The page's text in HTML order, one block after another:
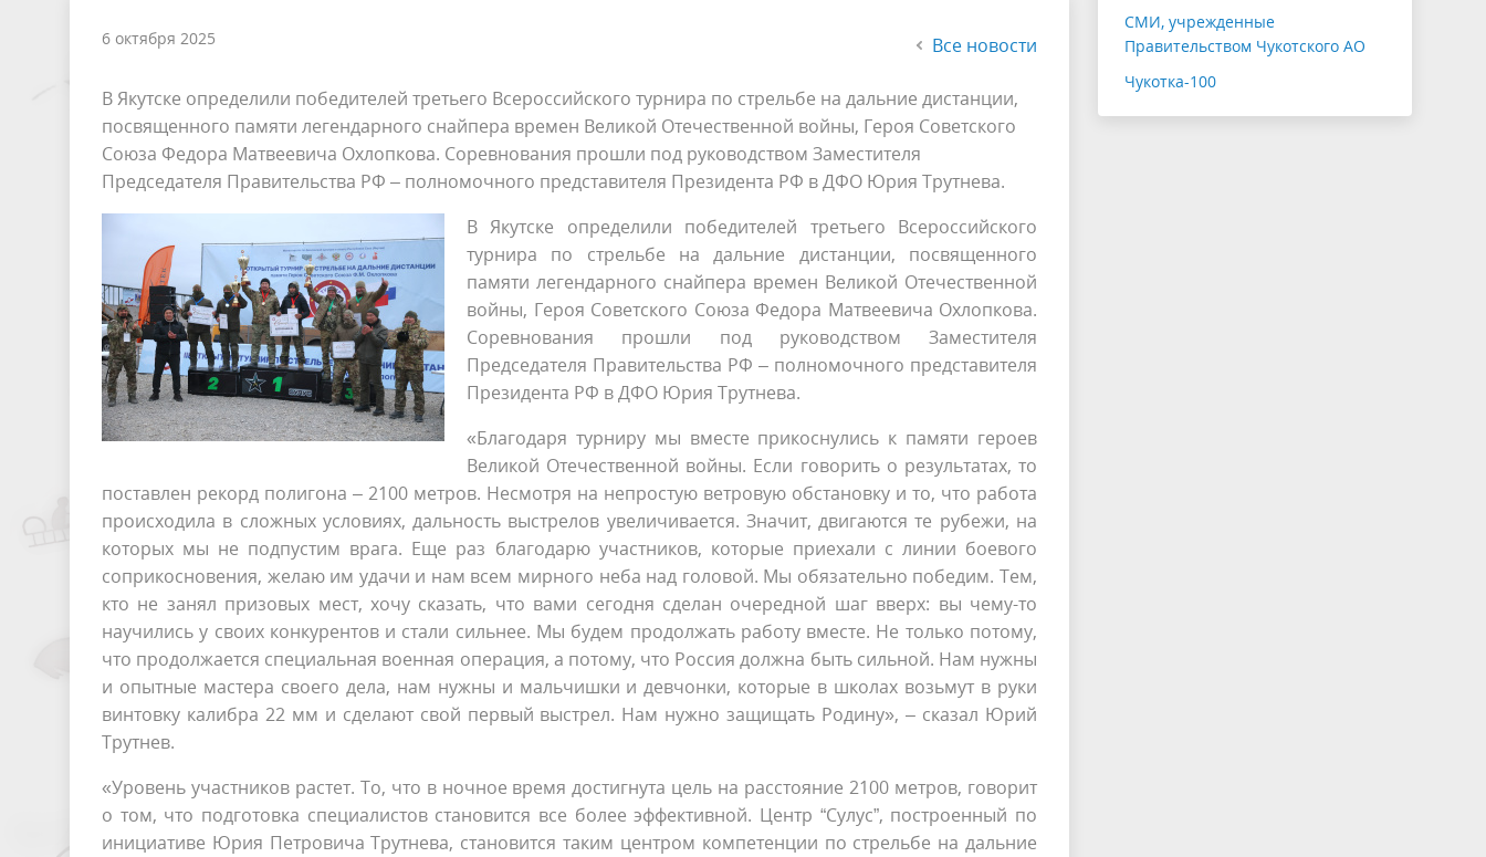
6 октября 2025 Все новости
В Якутске определили победителей третьего Всероссийского турнира по стрельбе на дальние дистанции,
посвященного памяти легендарного снайпера времен Великой Отечественной войны, Героя Советского
Союза Федора Матвеевича Охлопкова. Соревнования прошли под руководством Заместителя
Председателя Правительства РФ – полномочного представителя Президента РФ в ДФО Юрия Трутнева.
В Якутске определили победителей третьего Всероссийского
турнира по стрельбе на дальние дистанции, посвященного
памяти легендарного снайпера времен Великой Отечественной
войны, Героя Советского Союза Федора Матвеевича Охлопкова.
Соревнования прошли под руководством Заместителя
Председателя Правительства РФ – полномочного представителя
Президента РФ в ДФО Юрия Трутнева.
«Благодаря турниру мы вместе прикоснулись к памяти героев
Великой Отечественной войны. Если говорить о результатах, то
поставлен рекорд полигона – 2100 метров. Несмотря на непростую ветровую обстановку и то, что работа
происходила в сложных условиях, дальность выстрелов увеличивается. Значит, двигаются те рубежи, на
которых мы не подпустим врага. Еще раз благодарю участников, которые приехали с линии боевого
соприкосновения, желаю им удачи и нам всем мирного неба над головой. Мы обязательно победим. Тем,
кто не занял призовых мест, хочу сказать, что вами сегодня сделан очередной шаг вверх: вы чему-то
научились у своих конкурентов и стали сильнее. Мы будем продолжать работу вместе. Не только потому,
что продолжается специальная военная операция, а потому, что Россия должна быть сильной. Нам нужны
и опытные мастера своего дела, нам нужны и мальчишки и девчонки, которые в школах возьмут в руки
винтовку калибра 22 мм и сделают свой первый выстрел. Нам нужно защищать Родину», – сказал Юрий
Трутнев.
«Уровень участников растет. То, что в ночное время достигнута цель на расстояние 2100 метров, говорит
о том, что подготовка специалистов становится все более эффективной. Центр “Сулус”, построенный по
инициативе Юрия Петровича Трутнева, становится таким центром компетенции по стрельбе на дальние
СМИ, учрежденные
Правительством Чукотского АО
Чукотка-100